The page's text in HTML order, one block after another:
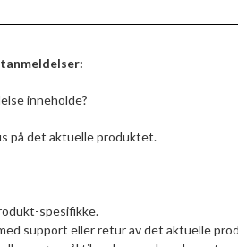
inneholde?
på det aktuelle produktet.
spesifikke.
support eller retur av det aktuelle